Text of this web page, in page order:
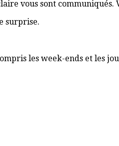
vous sont communiqués.
surprise.
les week-ends et les